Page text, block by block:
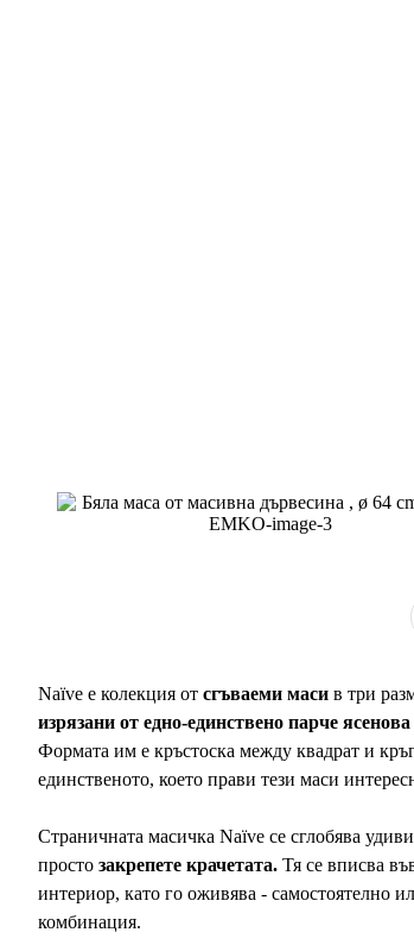
Naïve е колекция от сгъваеми маси в три
изрязани от едно-единствено парче
Формата им е кръстоска между квадрат и
единственото, което прави тези маси
Страничната масичка Naïve се сглобява
просто закрепете крачетата. Тя се вписва
интериор, като го оживява - самостоятелно
комбинация.